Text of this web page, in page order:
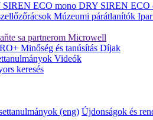
SIREN ECO mono DRY SIREN ECO
Múzeumi párátlanítók
sa partnerom Microwell
Minőség és tanúsítás Díjak
Videók
keresés
(eng) Újdonságok és